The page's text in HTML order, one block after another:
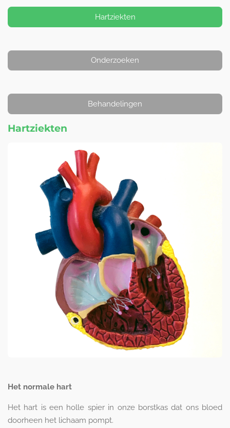
Hartziekten
Onderzoeken
Behandelingen
Hartziekten
Het normale hart
Het hart is een holle spier in onze borstkas dat ons bloed
doorheen het lichaam pompt.